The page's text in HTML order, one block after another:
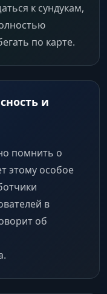
к сундукам,
по карте.
и
помнить о
этому особое
в
об